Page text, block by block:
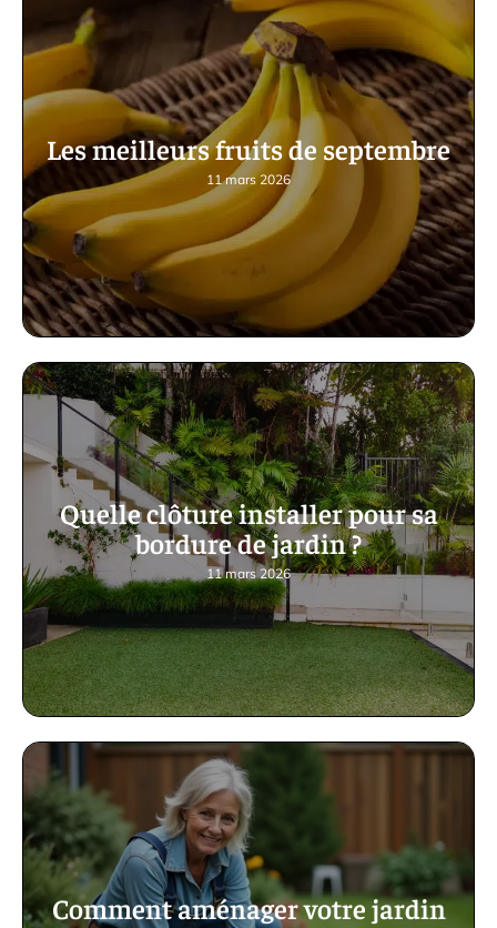
Les meilleurs fruits de septembre
11 mars 2026
Quelle clôture installer pour sa
bordure de jardin ?
11 mars 2026
Comment aménager votre jardin